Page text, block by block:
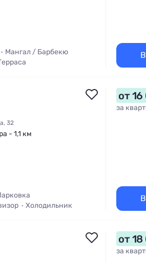
Мангал / Барбекю
32
- 1,1 км
Холодильник
от
за
от
за